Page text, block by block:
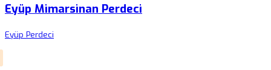
Eyüp Mimarsinan Perdeci
Eyüp Perdeci